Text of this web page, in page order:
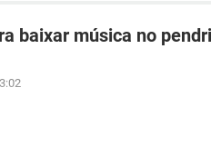
baixar música no